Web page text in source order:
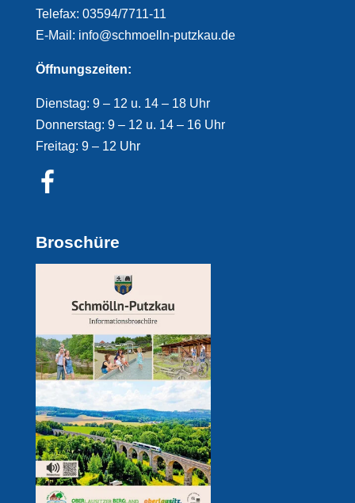
Telefax: 03594/7711-11
E-Mail: info@schmoelln-putzkau.de
Öffnungszeiten:
Dienstag: 9 – 12 u. 14 – 18 Uhr
Donnerstag: 9 – 12 u. 14 – 16 Uhr
Freitag: 9 – 12 Uhr
Broschüre